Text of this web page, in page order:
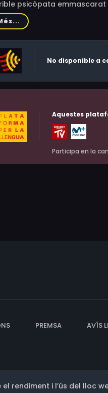
psicòpata
No disponible a
Aquestes
Participa en la
PREMSA AVÍS
rendiment i l’ús del lloc